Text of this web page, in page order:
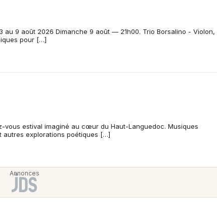
3 au 9 août 2026 Dimanche 9 août — 21h00. Trio Borsalino - Violon,
pour […]
vous estival imaginé au cœur du Haut-Languedoc. Musiques
autres explorations poétiques […]